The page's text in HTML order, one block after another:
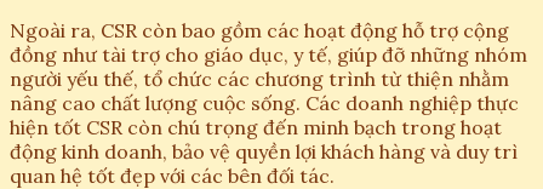
Ngoài ra, CSR còn bao gồm các hoạt động hỗ trợ cộng
đồng như tài trợ cho giáo dục, y tế, giúp đỡ những nhóm
người yếu thế, tổ chức các chương trình từ thiện nhằm
nâng cao chất lượng cuộc sống. Các doanh nghiệp thực
hiện tốt CSR còn chú trọng đến minh bạch trong hoạt
động kinh doanh, bảo vệ quyền lợi khách hàng và duy trì
quan hệ tốt đẹp với các bên đối tác.